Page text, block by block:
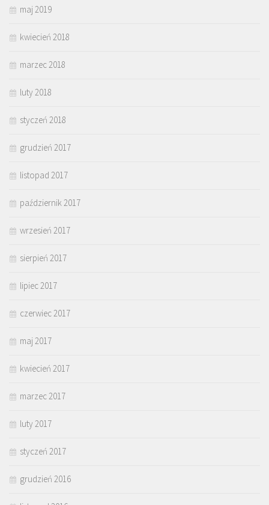
maj 2019
kwiecień 2018
marzec 2018
luty 2018
styczeń 2018
grudzień 2017
listopad 2017
październik 2017
wrzesień 2017
sierpień 2017
lipiec 2017
czerwiec 2017
maj 2017
kwiecień 2017
marzec 2017
luty 2017
styczeń 2017
grudzień 2016